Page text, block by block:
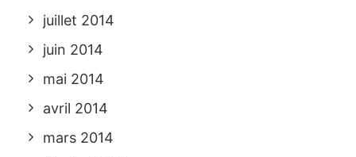
juillet 2014
juin 2014
mai 2014
avril 2014
mars 2014